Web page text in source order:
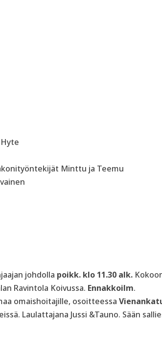
Minttu ja Teemu
johdolla poikk. klo 11.30 alk.
Ravintola Koivussa. Ennakkoilm.
omaishoitajille, osoitteessa
Laulattajana Jussi &Tauno. Sään